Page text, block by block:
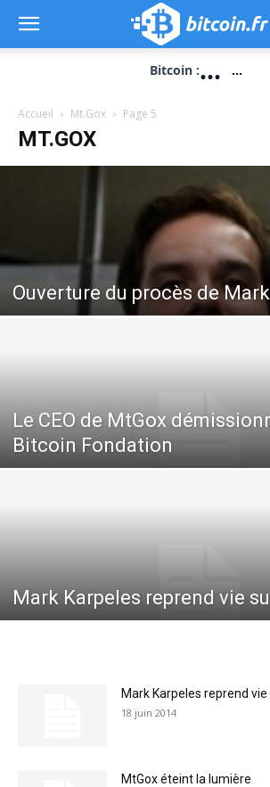
Bitcoin :... ...
Accueil Mt.Gox Page 5
MT.GOX
Ouverture du procès de
Le CEO de MtGox
Bitcoin Fondation
Mark Karpeles reprend vie
Mark Karpeles reprend
18 juin 2014
MtGox éteint la lumière